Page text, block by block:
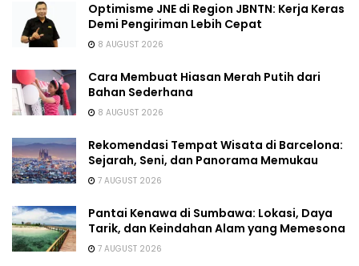
Optimisme JNE di Region JBNTN: Kerja Keras
Demi Pengiriman Lebih Cepat
8 AUGUST 2026
Cara Membuat Hiasan Merah Putih dari
Bahan Sederhana
8 AUGUST 2026
Rekomendasi Tempat Wisata di Barcelona:
Sejarah, Seni, dan Panorama Memukau
7 AUGUST 2026
Pantai Kenawa di Sumbawa: Lokasi, Daya
Tarik, dan Keindahan Alam yang Memesona
7 AUGUST 2026